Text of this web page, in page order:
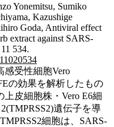
Yonemitsu, Sumiko
Kazushige
Goda, Antiviral effect
extract against SARS-
11 534.
受性細胞Vero
の効果を解析したもの
皮細胞株・Vero E6細
2(TMPRSS2)遺伝子を導
細胞は、SARS-